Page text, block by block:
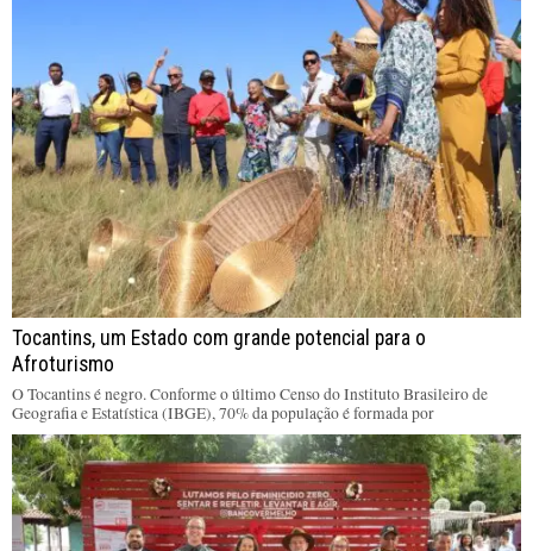
Tocantins, um Estado com grande potencial para o
Afroturismo
O Tocantins é negro. Conforme o último Censo do Instituto Brasileiro de
Geografia e Estatística (IBGE), 70% da população é formada por